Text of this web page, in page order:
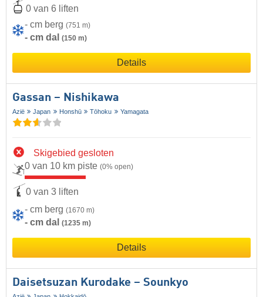
0 van 6 liften
- cm berg (751 m)
- cm dal (150 m)
Details
Gassan – Nishikawa
Azië Japan Honshū Tōhoku Yamagata
Skigebied gesloten
0 van 10 km piste (0% open)
0 van 3 liften
- cm berg (1670 m)
- cm dal (1235 m)
Details
Daisetsuzan Kurodake – Sounkyo